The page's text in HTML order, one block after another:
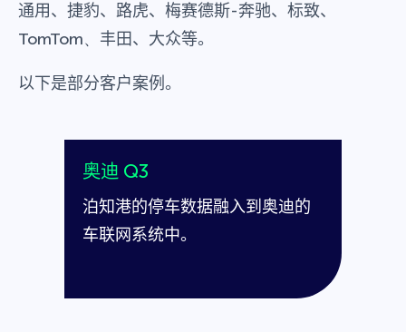
通用、捷豹、路虎、梅赛德斯-奔驰、标致、
TomTom、 丰田、大众等。
以下是部分客户案例。
奥迪 Q3
泊知港的停车数据融入到奥迪的
车联网系统中。